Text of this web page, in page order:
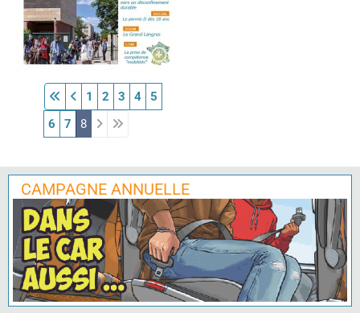
1 2 3 4
5
6
7 8
CAMPAGNE ANNUELLE